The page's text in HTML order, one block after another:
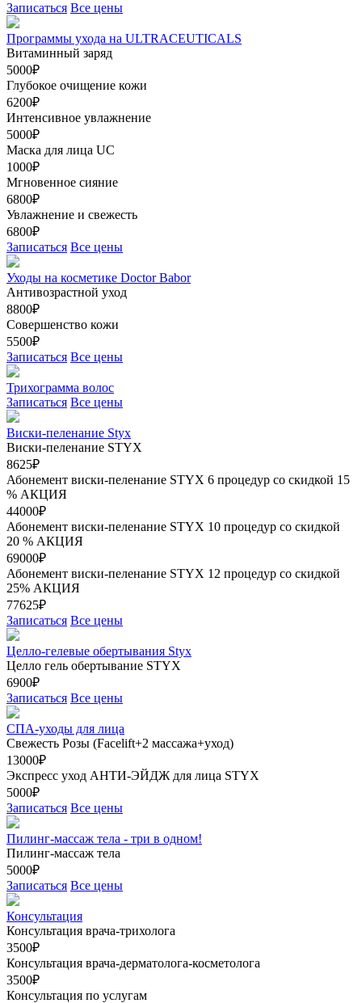
Записаться Все цены
Программы ухода на ULTRACEUTICALS
Витаминный заряд
5000₽
Глубокое очищение кожи
6200₽
Интенсивное увлажнение
5000₽
Маска для лица UC
1000₽
Мгновенное сияние
6800₽
Увлажнение и свежесть
6800₽
Записаться Все цены
Уходы на косметике Doctor Babor
Антивозрастной уход
8800₽
Совершенство кожи
5500₽
Записаться Все цены
Трихограмма волос
Записаться Все цены
Виски-пеленание Styx
Виски-пеленание STYX
8625₽
Абонемент виски-пеленание STYX 6 процедур со скидкой 15
% АКЦИЯ
44000₽
Абонемент виски-пеленание STYX 10 процедур со скидкой
20 % АКЦИЯ
69000₽
Абонемент виски-пеленание STYX 12 процедур со скидкой
25% АКЦИЯ
77625₽
Записаться Все цены
Целло-гелевые обертывания Styx
Целло гель обертывание STYX
6900₽
Записаться Все цены
СПА-уходы для лица
Свежесть Розы (Facelift+2 массажа+уход)
13000₽
Экспресс уход АНТИ-ЭЙДЖ для лица STYX
5000₽
Записаться Все цены
Пилинг-массаж тела - три в одном!
Пилинг-массаж тела
5000₽
Записаться Все цены
Консультация
Консультация врача-трихолога
3500₽
Консультация врача-дерматолога-косметолога
3500₽
Консультация по услугам